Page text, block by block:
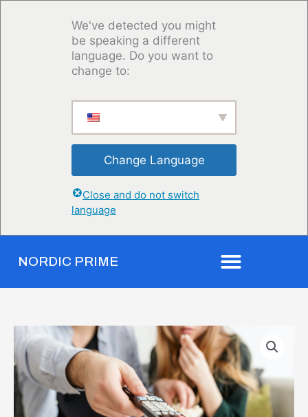
We've detected you might
be speaking a different
language. Do you want to
change to:
Change Language
Close and do not switch
language
NORDIC PRIME
Plage
de
prix :
€28.00
à
€128.00
de
IPTV
Renewal